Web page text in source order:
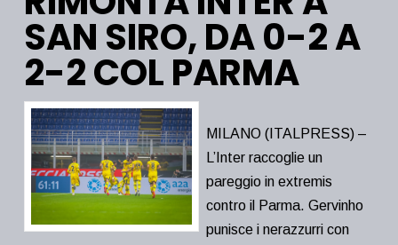
SAN SIRO, DA 0-2 A
2-2 COL PARMA
MILANO (ITALPRESS) –
L’Inter raccoglie un
pareggio in extremis
contro il Parma. Gervinho
punisce i nerazzurri con